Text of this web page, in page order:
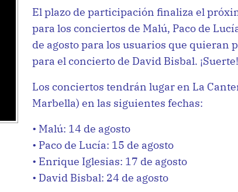
El plazo de participación finaliza el
para los conciertos de Malú, Paco de
de agosto para los usuarios que quieran
para el concierto de David Bisbal. ¡Suerte!
Los conciertos tendrán lugar en La
Marbella) en las siguientes fechas:
• Malú: 14 de agosto
• Paco de Lucía: 15 de agosto
• Enrique Iglesias: 17 de agosto
• David Bisbal: 24 de agosto